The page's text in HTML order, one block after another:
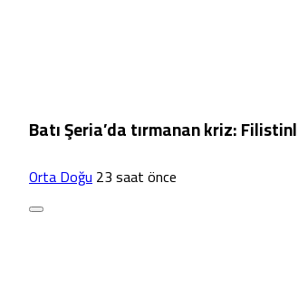
Batı Şeria’da tırmanan kriz:
Orta Doğu23 saat önce